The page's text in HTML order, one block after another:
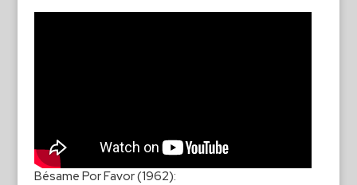
Bésame Por Favor (1962):